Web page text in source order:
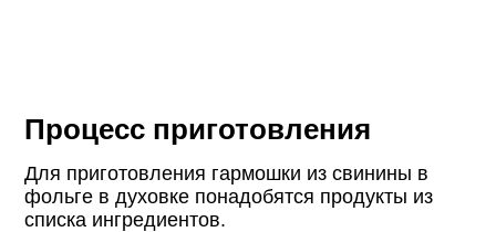
Процесс приготовления
Для приготовления гармошки из свинины в
фольге в духовке понадобятся продукты из
списка ингредиентов.